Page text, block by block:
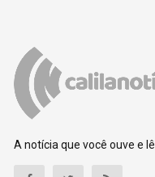
A notícia que você ouve e lê.